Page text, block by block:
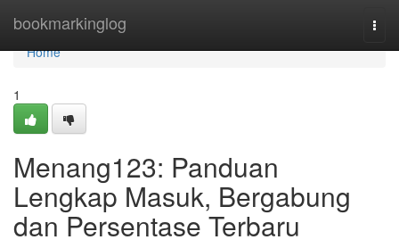
bookmarkinglog
Home
Home
1
Menang123: Panduan
Lengkap Masuk, Bergabung
dan Persentase Terbaru